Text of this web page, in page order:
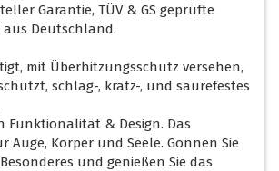
Garantie, TÜV & GS geprüfte
Deutschland.
mit Überhitzungsschutz versehen,
schlag-, kratz-, und säurefestes
Funktionalität & Design. Das
Auge, Körper und Seele. Gönnen Sie
und genießen Sie das